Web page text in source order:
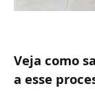
Veja como
a esse